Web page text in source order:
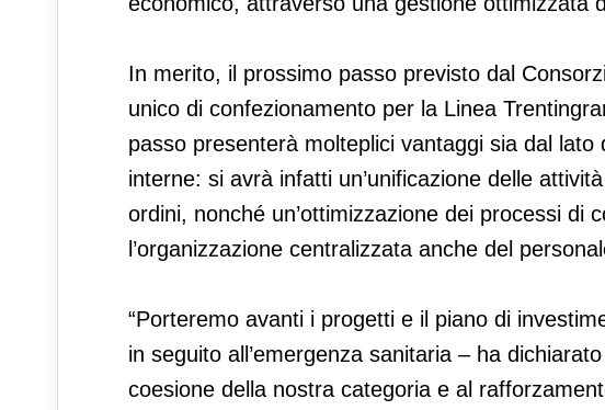
In merito, il prossimo passo previsto dal
unico di confezionamento per la Linea
passo presenterà molteplici vantaggi sia dal
interne: si avrà infatti un’unificazione delle
ordini, nonché un’ottimizzazione dei processi di
l’organizzazione centralizzata anche del
“Porteremo avanti i progetti e il piano di
in seguito all’emergenza sanitaria – ha
coesione della nostra categoria e al